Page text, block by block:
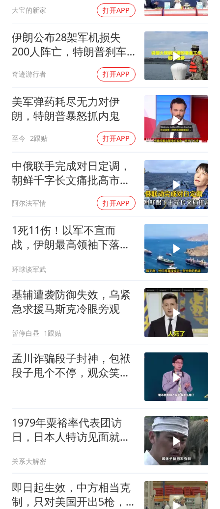
乐享全民健身 共筑健康中国
大宝的新家 打开APP
伊朗公布28架军机损失
200人阵亡，特朗普刹车
奇迹游行者 打开APP
美军弹药耗尽无力对伊
朗，特朗普暴怒抓内鬼
至今 2跟贴 打开APP
中俄联手完成对日定调，
朝鲜千字长文痛批高市，
阿尔法军情 打开APP
1死11伤！以军不宣而
战，伊朗最高领袖下落不
环球谈军武
基辅遭袭防御失效，乌紧
急求援马斯克冷眼旁观
暂停白昼 1跟贴
孟川诈骗段子封神，包袱
段子甩个不停，观众笑到
1979年粟裕率代表团访
日，日本人特访见面就喊
关系大解密
即日起生效，中方相当克
制，只对美国开出5枪，